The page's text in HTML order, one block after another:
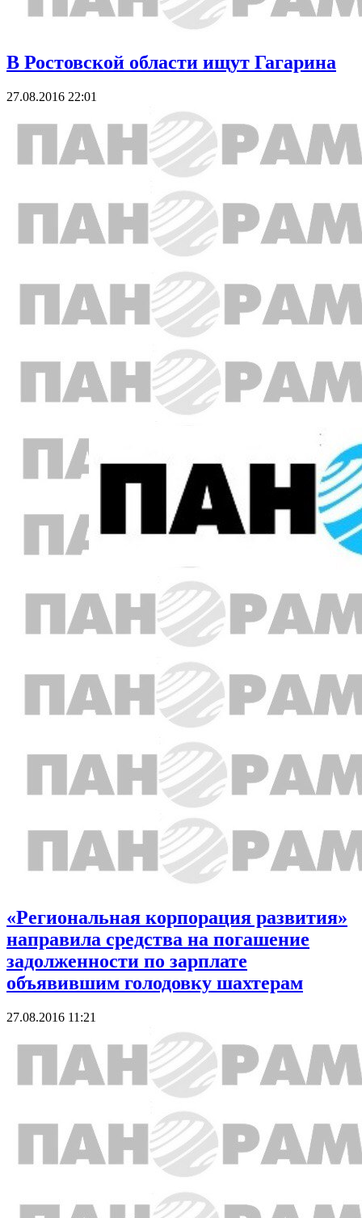
В Ростовской области ищут Гагарина
27.08.2016 22:01
«Региональная корпорация развития»
направила средства на погашение
задолженности по зарплате
объявившим голодовку шахтерам
27.08.2016 11:21